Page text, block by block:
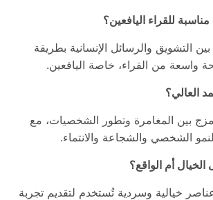
للقراء اليافعين؟
بين التشويق والرسائل الإنسانية بطريقة
واسعة من القراء، خاصة اليافعين.
العالي؟
بين المغامرة وتطور الشخصيات، مع
الشخصي والشجاعة والانتماء.
أم الواقع؟
خيالية وسردية تُستخدم لتقديم تجربة